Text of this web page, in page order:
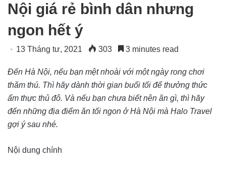
Nội giá rẻ bình dân nhưng
ngon hết ý
13 Tháng tư, 2021 303 3 minutes read
Đến Hà Nội, nếu bạn mệt nhoài với một ngày rong chơi
thăm thú. Thì hãy dành thời gian buổi tối để thưởng thức
ẩm thực thủ đô. Và nếu bạn chưa biết nên ăn gì, thì hãy
đến những địa điểm ăn tối ngon ở Hà Nội mà Halo Travel
gợi ý sau nhé.
Nội dung chính